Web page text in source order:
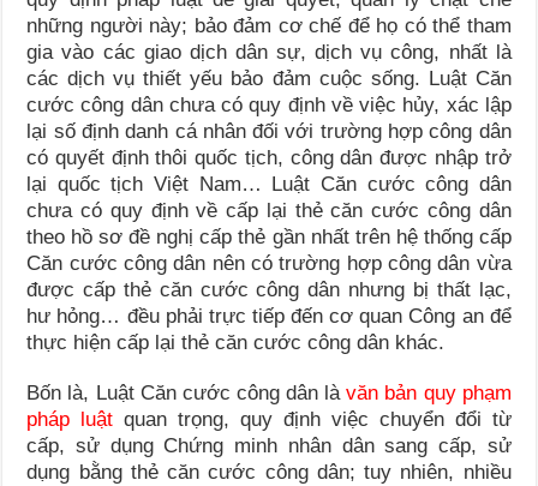
những người này; bảo đảm cơ chế để họ có thể tham
gia vào các giao dịch dân sự, dịch vụ công, nhất là
các dịch vụ thiết yếu bảo đảm cuộc sống. Luật Căn
cước công dân chưa có quy định về việc hủy, xác lập
lại số định danh cá nhân đối với trường hợp công dân
có quyết định thôi quốc tịch, công dân được nhập trở
lại quốc tịch Việt Nam… Luật Căn cước công dân
chưa có quy định về cấp lại thẻ căn cước công dân
theo hồ sơ đề nghị cấp thẻ gần nhất trên hệ thống cấp
Căn cước công dân nên có trường hợp công dân vừa
được cấp thẻ căn cước công dân nhưng bị thất lạc,
hư hỏng… đều phải trực tiếp đến cơ quan Công an để
thực hiện cấp lại thẻ căn cước công dân khác.
Bốn là, Luật Căn cước công dân làvăn bản quy phạm
pháp luật quan trọng, quy định việc chuyển đổi từ
cấp, sử dụng Chứng minh nhân dân sang cấp, sử
dụng bằng thẻ căn cước công dân; tuy nhiên, nhiều